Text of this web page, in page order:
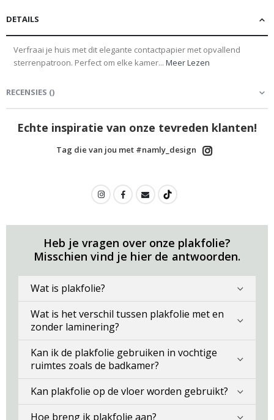
DETAILS
Verfraai je huis met dit elegante contactpapier met opvallend
sterrenpatroon. Perfect om elke kamer... Meer Lezen
RECENSIES ()
Echte inspiratie van onze tevreden klanten!
Tag die van jou met #namly_design
Heb je vragen over onze plakfolie?
Misschien vind je hier de antwoorden.
Wat is plakfolie?
Wat is het verschil tussen plakfolie met en
zonder laminering?
Kan ik de plakfolie gebruiken in vochtige
ruimtes zoals de badkamer?
Kan plakfolie op de vloer worden gebruikt?
Hoe breng ik plakfolie aan?